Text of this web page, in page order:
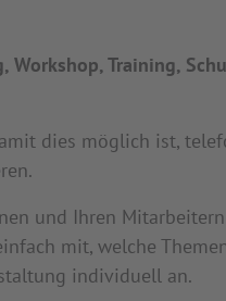
Workshop, Training,
dies möglich ist,
und Ihren
mit, welche
individuell an.